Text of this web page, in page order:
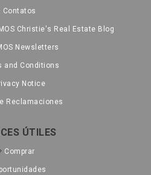
Contatos
Christie's Real Estate Blog
Newsletters
and Conditions
Notice
Reclamaciones
ÚTILES
Comprar